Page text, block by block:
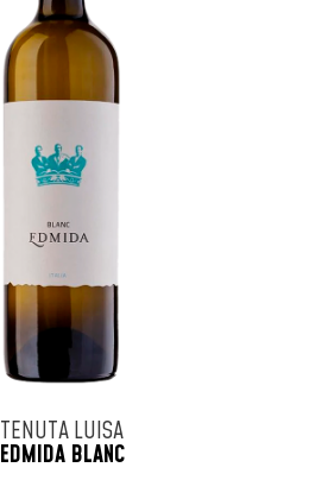
TENUTA LUISA
EDMIDA BLANC